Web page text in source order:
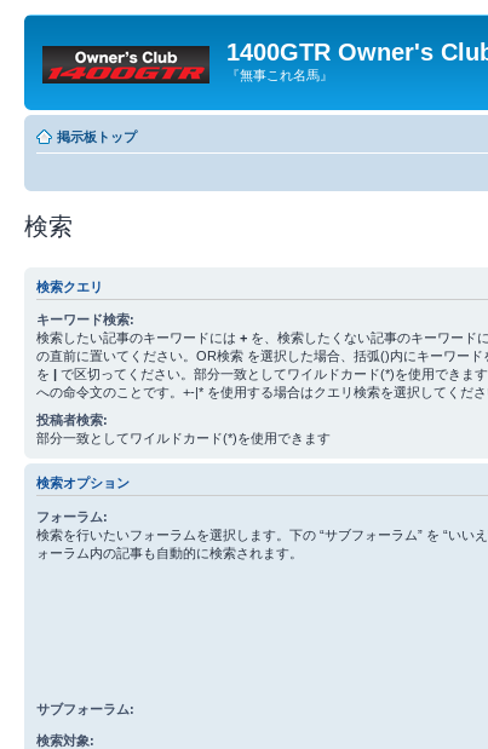
1400GTR Owner's
『無事これ名馬』
掲示板トップ
検索
検索クエリ
キーワード検索:
検索したい記事のキーワードには + を、検索したくない記事のキーワード
の直前に置いてください。OR検索 を選択した場合、括弧()内にキーワード
を | で区切ってください。部分一致としてワイルドカード(*)を使用できま
への命令文のことです。+-|* を使用する場合はクエリ検索を選択してくださ
投稿者検索:
部分一致としてワイルドカード(*)を使用できます
検索オプション
フォーラム:
検索を行いたいフォーラムを選択します。下の “サブフォーラム” を “いい
ォーラム内の記事も自動的に検索されます。
サブフォーラム:
検索対象: